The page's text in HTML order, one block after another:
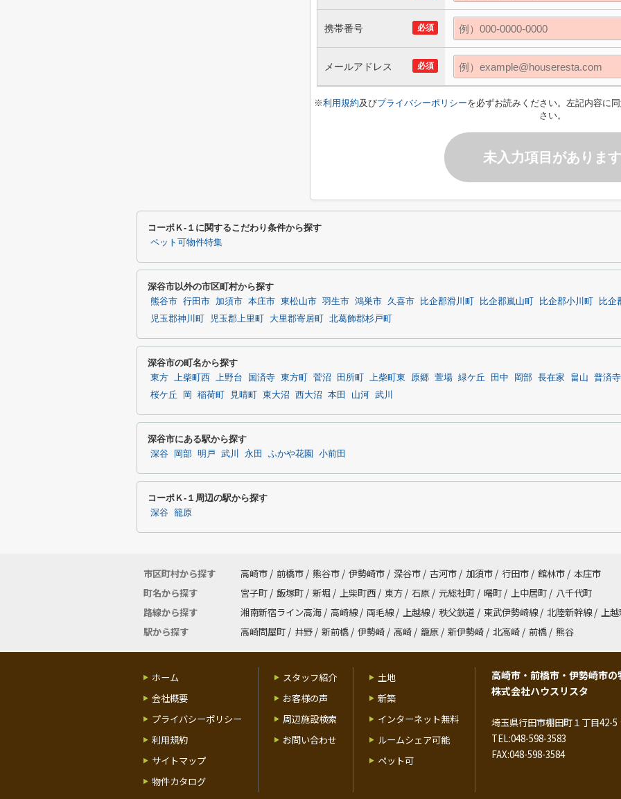
必須
携帯番号
必須
メールアドレス
※利用規約及びプライバシーポリシーを必ずお読みください。左記内容に
さい。
未入力項目があります
コーポＫ-１に関するこだわり条件から探す
ペット可物件特集
深谷市以外の市区町村から探す
熊谷市 行田市 加須市 本庄市 東松山市 羽生市 鴻巣市 久喜市 比企郡滑川町 比企郡嵐山町 比企郡小川町
比企
児玉郡神川町
児玉郡上里町 大里郡寄居町 北葛飾郡杉戸町
深谷市の町名から探す
東方 上柴町西 上野台 国済寺 東方町 菅沼 田所町 上柴町東 原郷 萱場 緑ケ丘 田中 岡部 長在家 畠山
普済寺
桜ケ丘
岡 稲荷町 見晴町 東大沼 西大沼 本田 山河 武川
深谷市にある駅から探す
深谷 岡部 明戸 武川 永田 ふかや花園 小前田
コーポＫ-１周辺の駅から探す
深谷 籠原
市区町村から探す 高崎市 / 前橋市 / 熊谷市 / 伊勢崎市 / 深谷市 / 古河市 / 加須市 / 行田市 / 館林市 / 本庄市
町名から探す
宮子町 / 飯塚町 / 新堀 / 上柴町西 / 東方 / 石原 / 元総社町 / 曙町 / 上中居町 / 八千代町
路線から探す
湘南新宿ライン高海 / 高崎線 / 両毛線 / 上越線 / 秩父鉄道 / 東武伊勢崎線 / 北陸新幹線 / 上
駅から探す
高崎問屋町 / 井野 / 新前橋 / 伊勢崎 / 高崎 / 籠原 / 新伊勢崎 / 北高崎 / 前橋 / 熊谷
ホーム
会社概要
プライバシーポリシー
利用規約
サイトマップ
物件カタログ
スタッフ紹介
お客様の声
周辺施設検索
お問い合わせ
土地
新築
インターネット無料
ルームシェア可能
ペット可
高崎市・前橋市・伊勢崎市の
株式会社ハウスリスタ
埼玉県行田市棚田町１丁目42-5
TEL:048-598-3583
FAX:048-598-3584